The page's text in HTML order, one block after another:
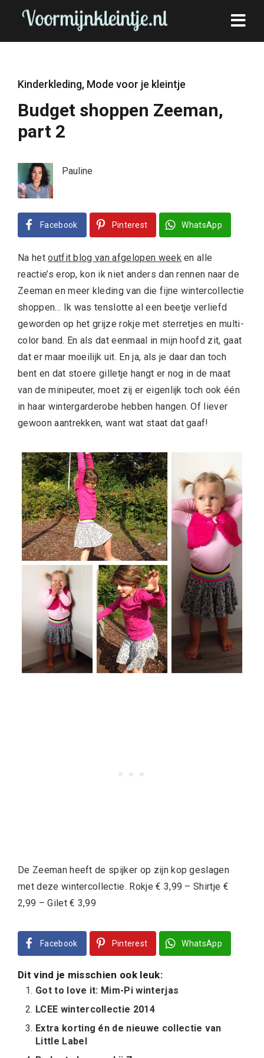
Kinderkleding, Mode voor je kleintje
Budget shoppen Zeeman,
part 2
Pauline
Facebook Pinterest WhatsApp
Na hetoutfit blog van afgelopen weeken alle
reactie’s erop, kon ik niet anders dan rennen naar de
Zeeman en meer kleding van die fijne wintercollectie
shoppen… Ik was tenslotte al een beetje verliefd
geworden op het grijze rokje met sterretjes en multi-
color band. En als dat eenmaal in mijn hoofd zit, gaat
dat er maar moeilijk uit. En ja, als je daar dan toch
bent en dat stoere gilletje hangt er nog in de maat
van de minipeuter, moet zij er eigenlijk toch ook één
in haar wintergarderobe hebben hangen. Of liever
gewoon aantrekken, want wat staat dat gaaf!
De Zeeman heeft de spijker op zijn kop geslagen
met deze wintercollectie. Rokje € 3,99 – Shirtje €
2,99 – Gilet € 3,99
Facebook Pinterest WhatsApp
Dit vind je misschien ook leuk:
Got to love it: Mim-Pi winterjas
LCEE wintercollectie 2014
Extra korting én de nieuwe collectie van
Little Label